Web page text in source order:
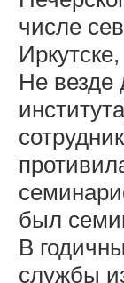
числе
Не везде
был
В
службы